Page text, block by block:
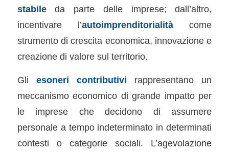
stabileda parte delle imprese; dall’altro,
incentivare l’autoimprenditorialità come
strumento di crescita economica, innovazione e
creazione di valore sul territorio.
Gli esoneri contributivi rappresentano un
meccanismo economico di grande impatto per
le imprese che decidono di assumere
personale a tempo indeterminato in determinati
contesti o categorie sociali. L’agevolazione